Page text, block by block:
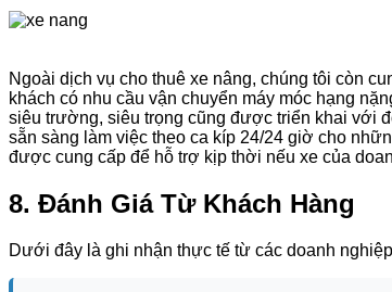
Ngoài dịch vụ cho thuê xe nâng, chúng tôi còn
khách có nhu cầu vận chuyển máy móc hạng
siêu trường, siêu trọng cũng được triển khai với
sẵn sàng làm việc theo ca kíp 24/24 giờ cho
được cung cấp để hỗ trợ kịp thời nếu xe của
8. Đánh Giá Từ Khách Hàng
Dưới đây là ghi nhận thực tế từ các doanh